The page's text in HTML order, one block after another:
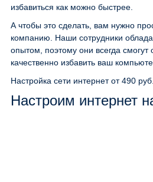
избавиться как можно быстрее.
А чтобы это сделать, вам нужно
компанию. Наши сотрудники
опытом, поэтому они всегда смогут
качественно избавить ваш
Настройка сети интернет от 490 руб.
Настроим интернет